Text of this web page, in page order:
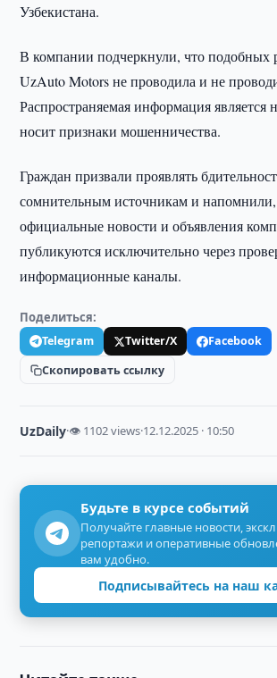
Узбекистана.
В компании подчеркнули, что подобных
UzAuto Motors не проводила и не
Распространяемая информация является
носит признаки мошенничества.
Граждан призвали проявлять
сомнительным источникам и
официальные новости и объявления
публикуются исключительно через
информационные каналы.
Поделиться:
Telegram Twitter/X
Facebook
Скопировать ссылку
UzDaily·👁 1102 views·12.12.2025 · 10:50
Будьте в курсе событий
Получайте главные новости,
репортажи и оперативные
вам удобно.
Подписывайтесь на наш